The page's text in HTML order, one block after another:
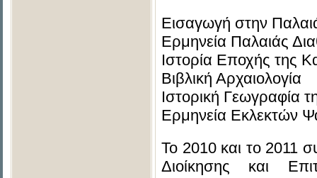
Εισαγωγή στην
Ερμηνεία Παλαιάς
Ιστορία Εποχής της
Βιβλική Αρχαιολογία
Ιστορική Γεωγραφία
Ερμηνεία Εκλεκτών
To 2010 και το 2011
Διοίκησης και